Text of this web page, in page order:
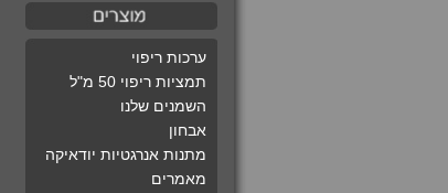
ערכות ריפוי
תמציות ריפוי 50 מ"ל
השמנים שלנו
אבחון
מתנות אנרגטיות יודאיקה
מאמרים